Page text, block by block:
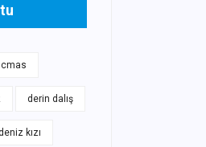
cmas
derin dalış
deniz kızı